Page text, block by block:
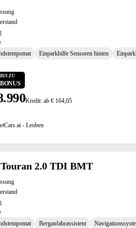
Einparkhilfe Sensoren hinten
ZU
Kredit: ab € 164,05
- Leoben
2.0 TDI BMT
Berganfahrassistent